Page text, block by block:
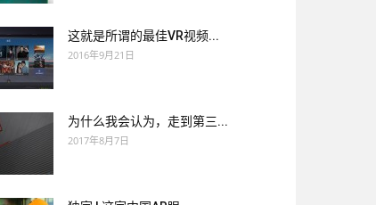
这就是所谓的最佳VR视频...
2016年9月21日
为什么我会认为，走到第三...
2017年8月7日